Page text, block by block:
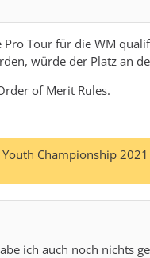
Tour für die WM
würde der Platz an
of Merit Rules.
Championship 2021
ich auch noch nichts